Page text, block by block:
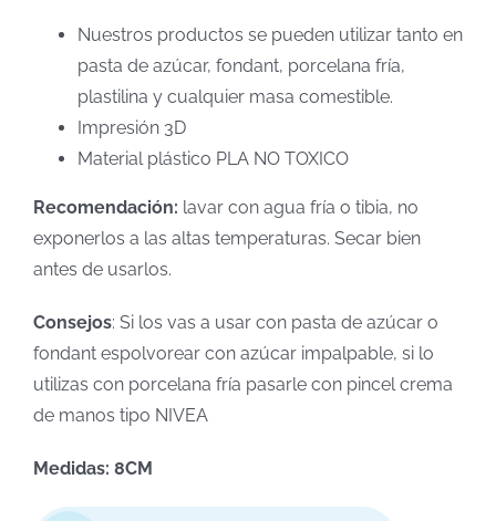
Nuestros productos se pueden utilizar tanto en
pasta de azúcar, fondant, porcelana fría,
plastilina y cualquier masa comestible.
Impresión 3D
Material plástico PLA NO TOXICO
Recomendación: lavar con agua fría o tibia, no
exponerlos a las altas temperaturas. Secar bien
antes de usarlos.
Consejos: Si los vas a usar con pasta de azúcar o
fondant espolvorear con azúcar impalpable, si lo
utilizas con porcelana fría pasarle con pincel crema
de manos tipo NIVEA
Medidas: 8CM